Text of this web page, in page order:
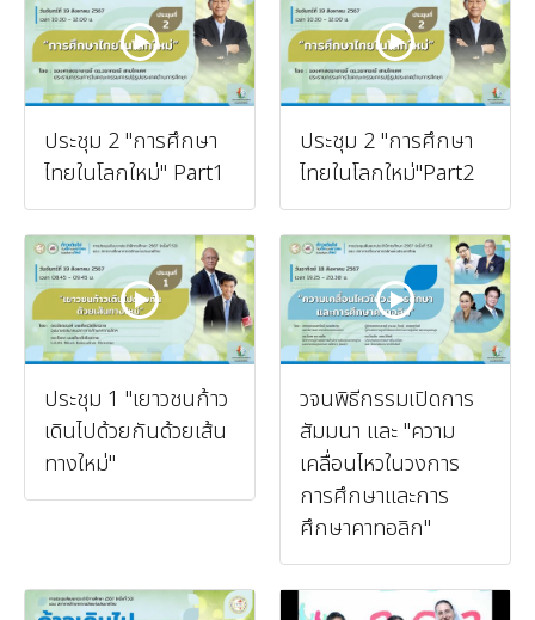
ประชุม 2 "การศึกษา
ไทยในโลกใหม่" Part1
ประชุม 2 "การศึกษา
ไทยในโลกใหม่"Part2
ประชุม 1 "เยาวชนก้าว
เดินไปด้วยกันด้วยเส้น
ทางใหม่"
วจนพิธีกรรมเปิดการ
สัมมนา และ "ความ
เคลื่อนไหวในวงการ
การศึกษาและการ
ศึกษาคาทอลิก"